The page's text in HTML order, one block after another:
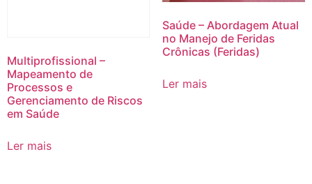
Multiprofissional –
Mapeamento de
Processos e
Gerenciamento de Riscos
em Saúde
Ler mais
Saúde – Abordagem Atual
no Manejo de Feridas
Crônicas (Feridas)
Ler mais